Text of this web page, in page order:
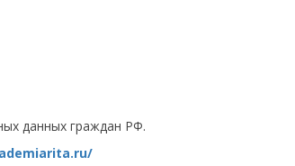
данных граждан РФ.